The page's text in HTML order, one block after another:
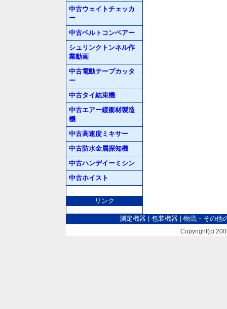
中古ウェイトチェッカ
ー
中古ベルトコンベアー
シュリンクトンネル作
業動画
中古電動テープカッタ
ー
中古タイ結束機
中古エアー緩衝材製造
機
中古高速度ミキサー
中古防水金属探知機
中古ハンデイーミシン
中古ホイスト
リンク
測定機器 包装機器 物流・その他
Copyright(c)